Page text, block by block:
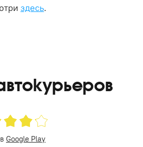
здесь.
Google Play